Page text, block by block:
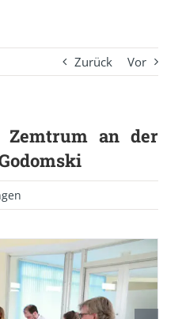
Zurück Vor
Zemtrum an der